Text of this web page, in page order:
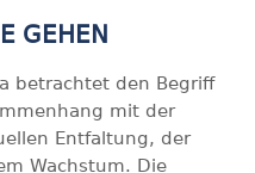
GEHEN
betrachtet den Begriff
mit der
Entfaltung, der
Wachstum. Die